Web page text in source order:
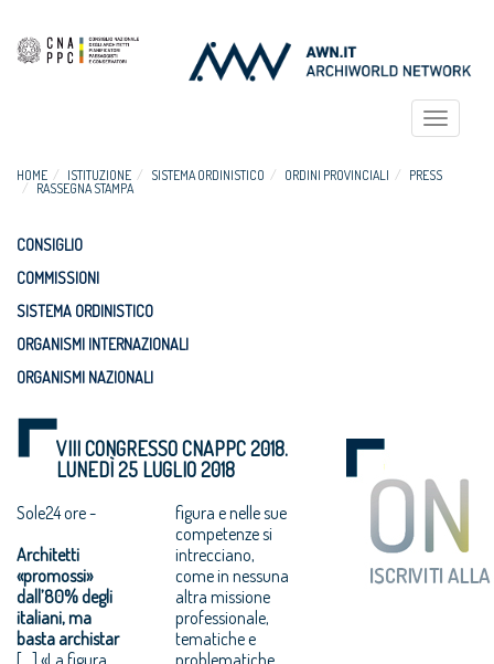
Toggle
HOME ISTITUZIONE SISTEMA ORDINISTICO ORDINI PROVINCIALI
PRESS
RASSEGNA STAMPA
CONSIGLIO
COMMISSIONI
SISTEMA ORDINISTICO
ORGANISMI INTERNAZIONALI
ORGANISMI NAZIONALI
VIII CONGRESSO CNAPPC 2018.
LUNEDÌ 25 LUGLIO 2018
Sole24 ore -
Architetti
«promossi»
dall’80% degli
italiani, ma
basta archistar
[…] «La figura
figura e nelle sue
competenze si
intrecciano,
come in nessuna
altra missione
professionale,
tematiche e
problematiche